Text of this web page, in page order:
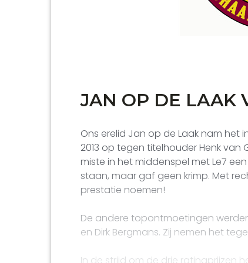
JAN OP DE LAAK
Ons erelid Jan op de Laak nam het
2013 op tegen titelhouder Henk van
miste in het middenspel met Le7
staan, maar gaf geen krimp. Met
prestatie noemen!
De andere topontmoetingen
en Dirk Bergmans. Zij nemen het